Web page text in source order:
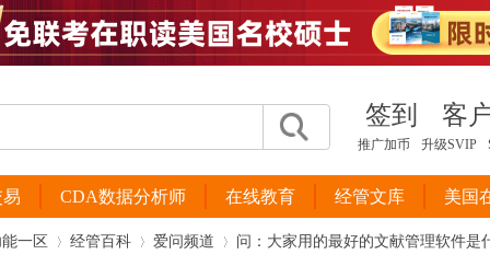
签到 客
推广加币 升级SVIP
CDA数据分析师 在线教育 经管文库 美国
一区 经管百科 爱问频道 问：大家用的最好的文献管理软件是